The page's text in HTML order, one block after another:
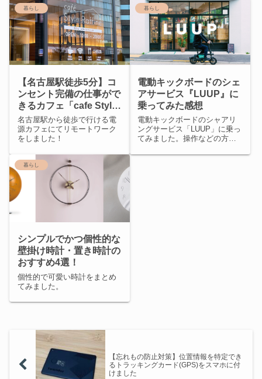
暮らし
【名古屋駅徒歩5分】コ
ンセント完備の仕事がで
きるカフェ「cafe Style
Raffine」が超便利でし
た！
名古屋駅から徒歩で行ける電
源カフェにてリモートワーク
をしました！
暮らし
電動キックボードのシェ
アサービス『LUUP』に
乗ってみた感想
電動キックボードのシャアリ
ングサービス「LUUP」に乗っ
てみました。操作などの方法
暮らし
シンプルでかつ個性的な
壁掛け時計・置き時計の
おすすめ4選！
個性的で可愛い時計をまとめ
てみました。
【忘れもの防止対策】位置情報を特定でき
るトラッキングカード(GPS)をスマホに付
けました